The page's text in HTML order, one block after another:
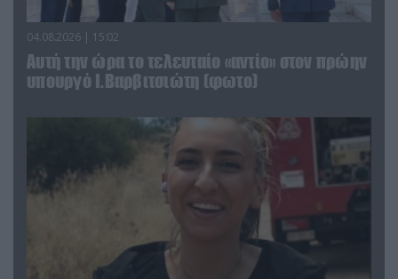
04.08.2026 | 15:02
Αυτή την ώρα το τελευταίο «αντίο» στον πρώην
υπουργό Ι.Βαρβιτσιώτη (φωτο)